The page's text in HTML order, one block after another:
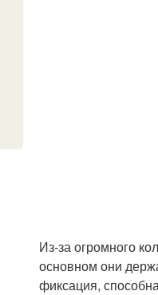
Из-за огромного
основном они
фиксация,